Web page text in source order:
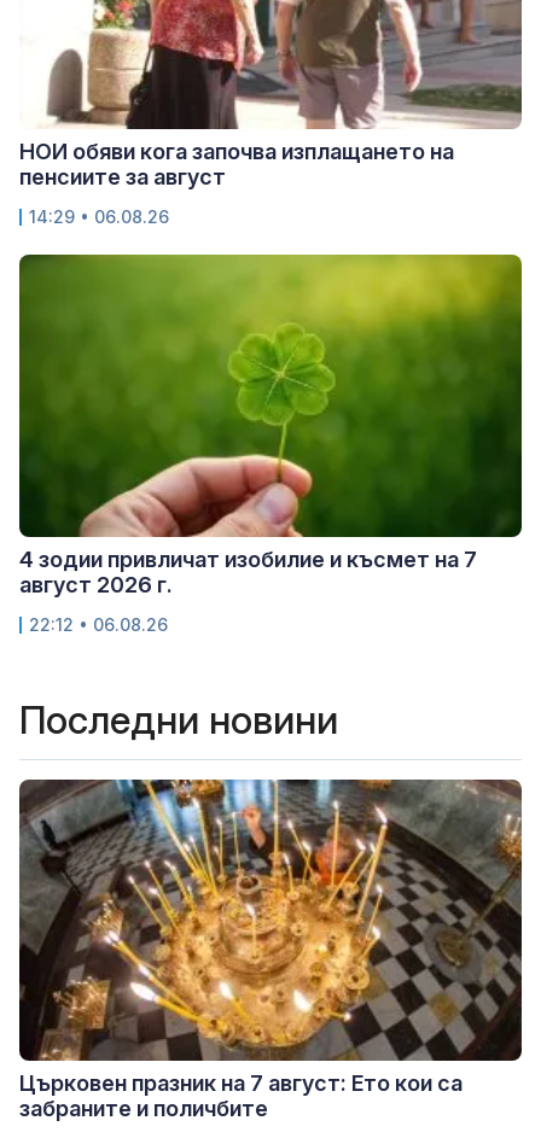
НОИ обяви кога започва изплащането на
пенсиите за август
14:29 • 06.08.26
4 зодии привличат изобилие и късмет на 7
август 2026 г.
22:12 • 06.08.26
Последни новини
Църковен празник на 7 август: Ето кои са
забраните и поличбите